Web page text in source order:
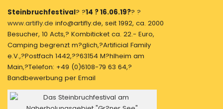
Steinbruchfestival? ?14 ? 16.06.19?? ?
www.artifly.de info@artifly.de, seit 1992, ca. 2000
Besucher, 10 Acts,? Kombiticket ca. 22.- Euro,
Camping begrenzt m?glich,?Artificial Family
e.V.,?Postfach 1442,??63154 M?hlheim am
Main,?Telefon: +49 (0)6108-79 63 64,?
Bandbewerbung per Email